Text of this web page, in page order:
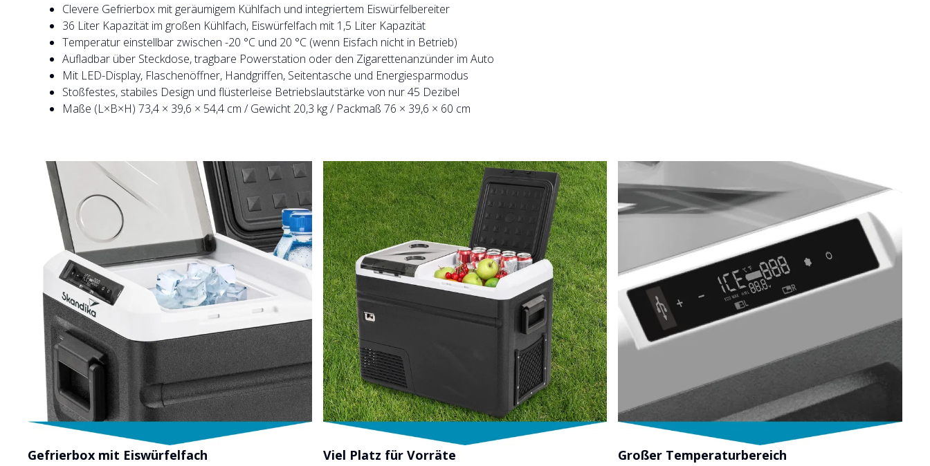
Clevere Gefrierbox mit geräumigem Kühlfach und integriertem Eiswürfelbereiter
36 Liter Kapazität im großen Kühlfach, Eiswürfelfach mit 1,5 Liter Kapazität
Temperatur einstellbar zwischen -20 °C und 20 °C (wenn Eisfach nicht in Betrieb)
Aufladbar über Steckdose, tragbare Powerstation oder den Zigarettenanzünder im Auto
Mit LED-Display, Flaschenöffner, Handgriffen, Seitentasche und Energiesparmodus
Stoßfestes, stabiles Design und flüsterleise Betriebslautstärke von nur 45 Dezibel
Maße (L×B×H) 73,4 × 39,6 × 54,4 cm / Gewicht 20,3 kg / Packmaß 76 × 39,6 × 60 cm
Gefrierbox mit Eiswürfelfach Viel Platz für Vorräte Großer Temperaturbereich